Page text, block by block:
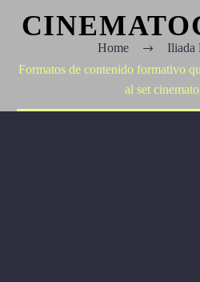
Home
Iliada
Formatos de contenido formativo
al set